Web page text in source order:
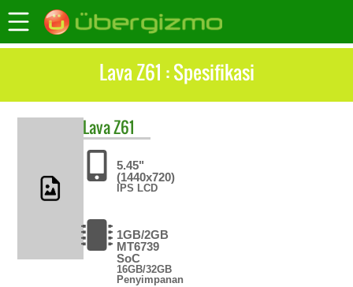
Lava Z61 : Spesifikasi
LavaZ61
5.45"
(1440x720)
IPS LCD
1GB/2GB
MT6739
SoC
16GB/32GB
Penyimpanan